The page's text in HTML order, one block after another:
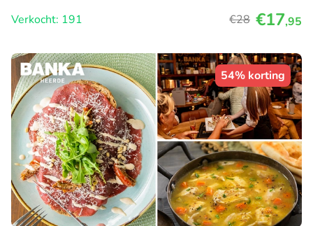
Verkocht: 191
€28 €17,95
54% korting